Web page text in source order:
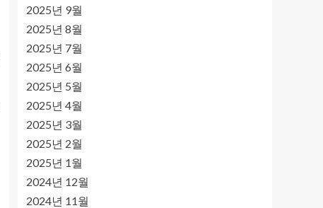
2025년 9월
2025년 8월
2025년 7월
2025년 6월
2025년 5월
2025년 4월
2025년 3월
2025년 2월
2025년 1월
2024년 12월
2024년 11월